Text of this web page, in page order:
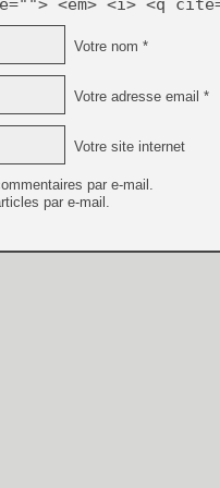
<em> <i> <q
Votre nom *
Votre adresse email *
Votre site internet
par e-mail.
par e-mail.